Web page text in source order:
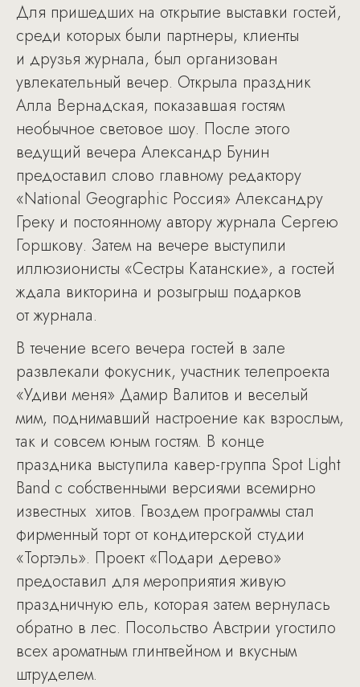
Для пришедших на открытие выставки гостей,
среди которых были партнеры, клиенты
и друзья журнала, был организован
увлекательный вечер. Открыла праздник
Алла Вернадская, показавшая гостям
необычное световое шоу. После этого
ведущий вечера Александр Бунин
предоставил слово главному редактору
«National Geographic Россия» Александру
Греку и постоянному автору журнала Сергею
Горшкову. Затем на вечере выступили
иллюзионисты «Сестры Катанские», а гостей
ждала викторина и розыгрыш подарков
от журнала.
В течение всего вечера гостей в зале
развлекали фокусник, участник телепроекта
«Удиви меня» Дамир Валитов и веселый
мим, поднимавший настроение как взрослым,
так и совсем юным гостям. В конце
праздника выступила кавер-группа Spot Light
Band с собственными версиями всемирно
известных хитов. Гвоздем программы стал
фирменный торт от кондитерской студии
«Тортэль». Проект «Подари дерево»
предоставил для мероприятия живую
праздничную ель, которая затем вернулась
обратно в лес. Посольство Австрии угостило
всех ароматным глинтвейном и вкусным
штруделем.